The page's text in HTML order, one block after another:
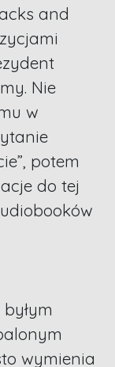
and
Nie
w
potem
do tej
wymienia